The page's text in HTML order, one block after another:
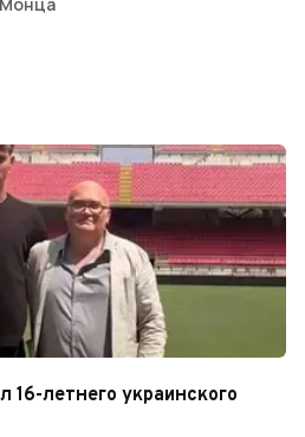
16-летнего украинского